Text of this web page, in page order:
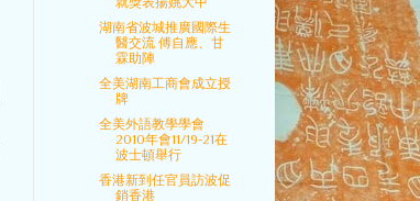
湖南省波城推廣國際生
醫交流 傅自應、甘
霖助陣
全美湖南工商會成立授
牌
全美外語教學學會
2010年會11/19-21在
波士頓舉行
香港新到任官員訪波促
銷香港